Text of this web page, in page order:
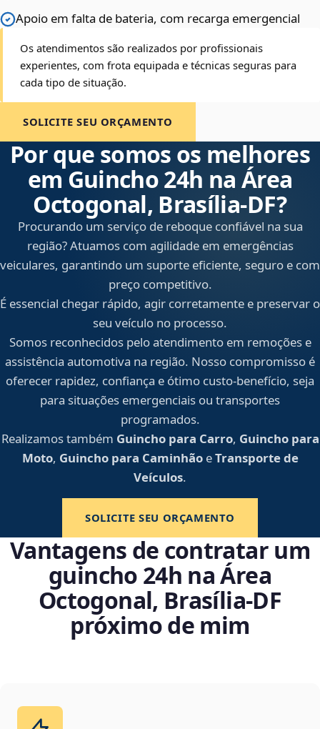
Apoio em falta de bateria, com recarga emergencial
Os atendimentos são realizados por profissionais
experientes, com frota equipada e técnicas seguras para
cada tipo de situação.
SOLICITE SEU ORÇAMENTO
Por que somos os melhores
em Guincho 24h na Área
Octogonal, Brasília‑DF?
Procurando um serviço de reboque confiável na sua
região? Atuamos com agilidade em emergências
veiculares, garantindo um suporte eficiente, seguro e com
preço competitivo.
É essencial chegar rápido, agir corretamente e preservar o
seu veículo no processo.
Somos reconhecidos pelo atendimento em remoções e
assistência automotiva na região. Nosso compromisso é
oferecer rapidez, confiança e ótimo custo-benefício, seja
para situações emergenciais ou transportes
programados.
Realizamos também Guincho para Carro, Guincho para
Moto, Guincho para CaminhãoeTransporte de
Veículos.
SOLICITE SEU ORÇAMENTO
Vantagens de contratar um
guincho 24h na Área
Octogonal, Brasília‑DF
próximo de mim